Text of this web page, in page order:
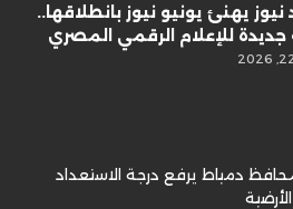
نيوز يهنئ يونيو نيوز بانطلاقها..
جديدة للإعلام الرقمي المصري
دمياط يرفع درجة الاستعداد